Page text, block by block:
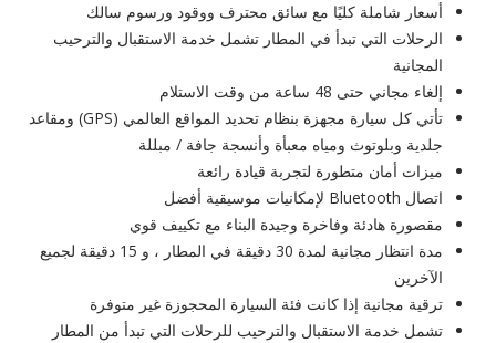
أسعار شاملة كليًا مع سائق محترف ووقود ورسوم سالك
الرحلات التي تبدأ في المطار تشمل خدمة الاستقبال والترحيب
المجانية
إلغاء مجاني حتى 48 ساعة من وقت الاستلام
تأتي كل سيارة مجهزة بنظام تحديد المواقع العالمي (GPS) ومقاعد
جلدية وبلوتوث ومياه معبأة وأنسجة جافة / مبللة
ميزات أمان متطورة لتجربة قيادة رائعة
اتصال Bluetooth لإمكانيات موسيقية أفضل
مقصورة هادئة وفاخرة وجيدة البناء مع تكييف قوي
مدة انتظار مجانية لمدة 30 دقيقة في المطار ، و 15 دقيقة لجميع
الآخرين
ترقية مجانية إذا كانت فئة السيارة المحجوزة غير متوفرة
تشمل خدمة الاستقبال والترحيب للرحلات التي تبدأ من المطار